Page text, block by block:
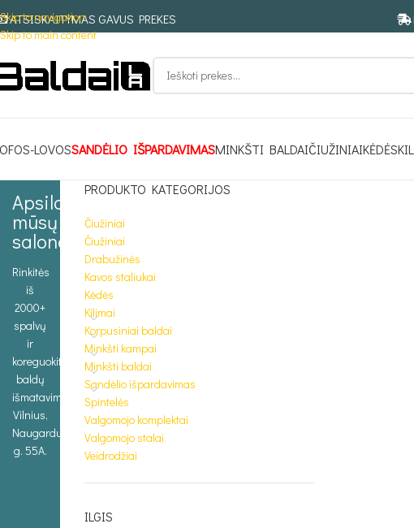
Skip to navigation
Skip to main content
ATSISKAITYMAS GAVUS PREKES
LOVOSSANDĖLIO IŠPARDAVIMASMINKŠTI BALDAIČIUŽINIAIKĖDĖS
Apsilankykite
mūsų
salone
Rinkitės
iš
2000+
spalvų
ir
koreguokite
baldų
išmatavimus.
Vilnius,
Naugarduko
g. 55A.
PRODUKTO KATEGORIJOS
Čiužiniai
Čiužiniai
Drabužinės
Kavos staliukai
Kėdės
Kilimai
Korpusiniai baldai
Minkšti kampai
Minkšti baldai
Sandėlio išpardavimas
Spintelės
Valgomojo komplektai
Valgomojo stalai
Veidrodžiai
ILGIS